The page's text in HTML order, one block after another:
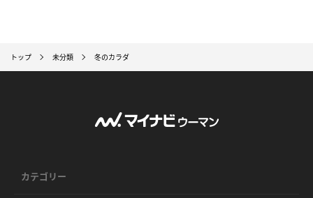
トップ 未分類 冬のカラダ
カテゴリー